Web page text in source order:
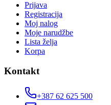
Prijava
Registracija
Moj nalog
Moje narudžbe
Lista želja
Korpa
Kontakt
+387 62 625 500